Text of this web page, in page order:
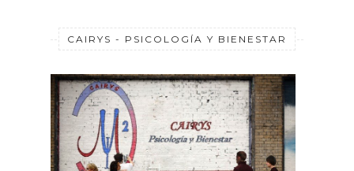
CAIRYS - PSICOLOGÍA Y BIENESTAR